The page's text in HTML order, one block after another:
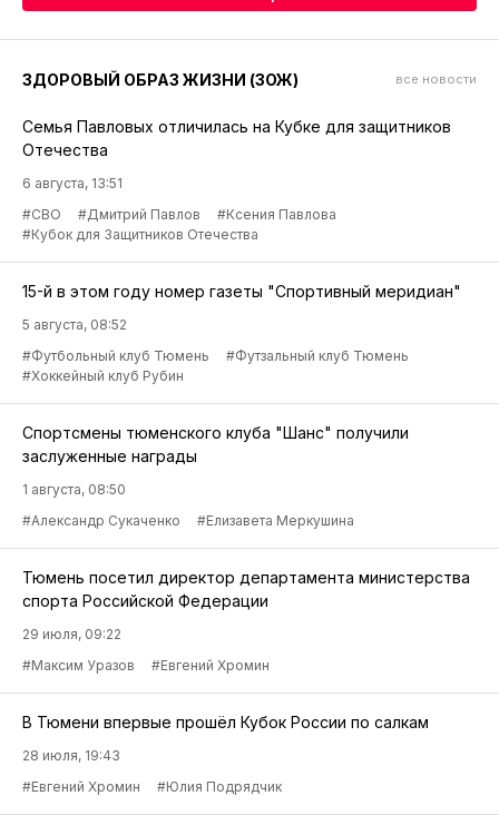
ЗДОРОВЫЙ ОБРАЗ ЖИЗНИ (ЗОЖ) все новости
Семья Павловых отличилась на Кубке для защитников
Отечества
6 августа, 13:51
#СВО
#Дмитрий Павлов
#Ксения Павлова
#Кубок для Защитников Отечества
15-й в этом году номер газеты "Спортивный меридиан"
5 августа, 08:52
#Футбольный клуб Тюмень
#Футзальный клуб Тюмень
#Хоккейный клуб Рубин
Спортсмены тюменского клуба "Шанс" получили
заслуженные награды
1 августа, 08:50
#Александр Сукаченко
#Елизавета Меркушина
Тюмень посетил директор департамента министерства
спорта Российской Федерации
29 июля, 09:22
#Максим Уразов
#Евгений Хромин
В Тюмени впервые прошёл Кубок России по салкам
28 июля, 19:43
#Евгений Хромин
#Юлия Подрядчик